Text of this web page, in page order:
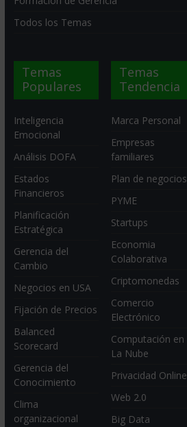
Todos los Temas
Temas
Populares
Inteligencia
Emocional
Análisis DOFA
Estados
Financieros
Planificación
Estratégica
Gerencia del
Cambio
Negocios en USA
Fijación de Precios
Balanced
Scorecard
Gerencia del
Conocimiento
Clima
organizacional
Temas
Tendencia
Marca Personal
Empresas
familiares
Plan de negocios
PYME
Startups
Economia
Colaborativa
Criptomonedas
Comercio
Electrónico
Computación en
La Nube
Privacidad Online
Web 2.0
Big Data